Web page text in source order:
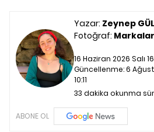
Yazar: Zeynep
Fotoğraf:
16 Haziran 2026 Salı
Güncellenme:6
10:11
33 dakika okunma
ABONE OL